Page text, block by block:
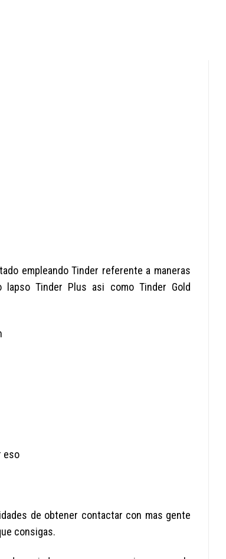
empleando Tinder referente a maneras
Tinder Plus asi­ como Tinder Gold
eso
de obtener contactar con mas gente
consigas.